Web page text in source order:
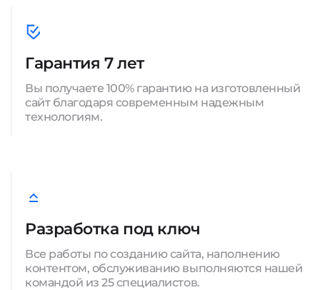
Гарантия 7 лет
Вы получаете 100% гарантию на изготовленный
сайт благодаря современным надежным
технологиям.
Разработка под ключ
Все работы по созданию сайта, наполнению
контентом, обслуживанию выполняются нашей
командой из 25 специалистов.